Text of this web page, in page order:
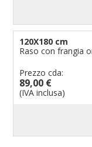
120X180 cm
Raso con frangia
Prezzo cda:
89,00 €
(IVA inclusa)